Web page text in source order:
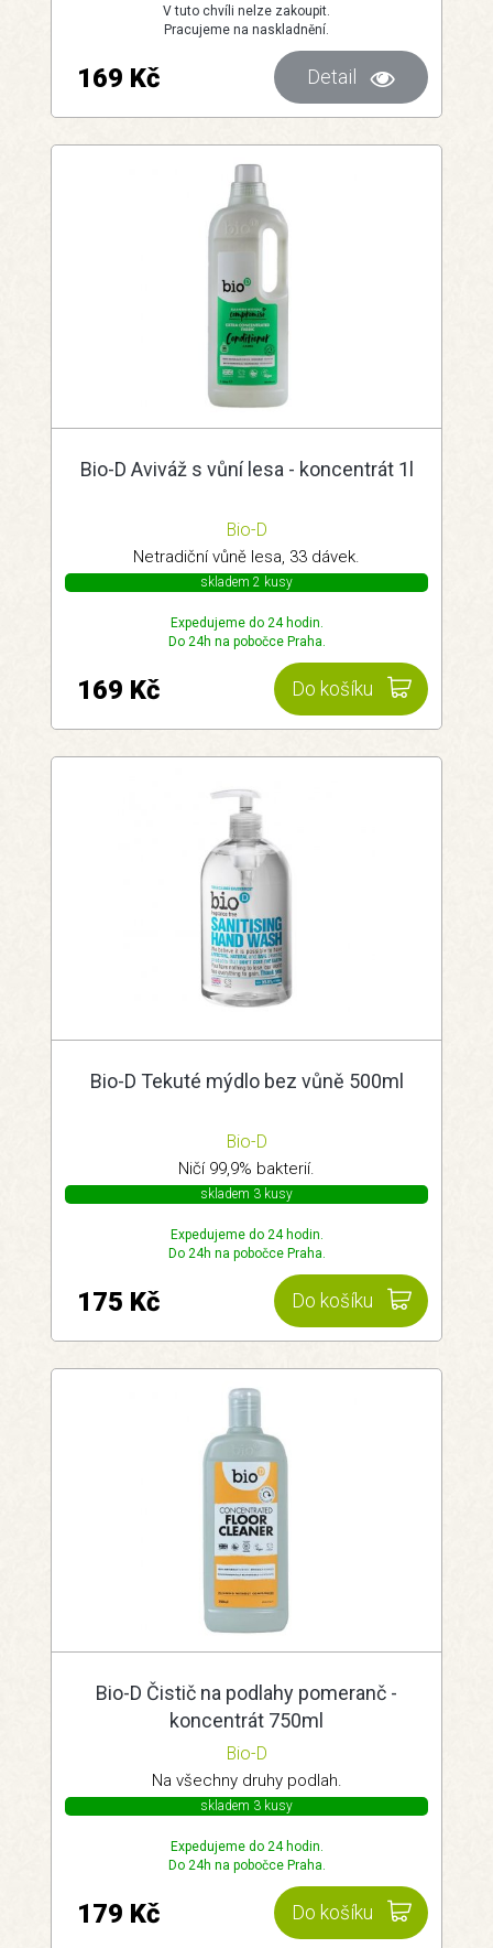
V tuto chvíli nelze zakoupit.
Pracujeme na naskladnění.
Detail
169 Kč
Bio-D Aviváž s vůní lesa - koncentrát 1l
Bio-D
Netradiční vůně lesa, 33 dávek.
skladem 2 kusy
Expedujeme do 24 hodin.
Do 24h na pobočce Praha.
Do košíku
169 Kč
Bio-D Tekuté mýdlo bez vůně 500ml
Bio-D
Ničí 99,9% bakterií.
skladem 3 kusy
Expedujeme do 24 hodin.
Do 24h na pobočce Praha.
Do košíku
175 Kč
Bio-D Čistič na podlahy pomeranč -
koncentrát 750ml
Bio-D
Na všechny druhy podlah.
skladem 3 kusy
Expedujeme do 24 hodin.
Do 24h na pobočce Praha.
Do košíku
179 Kč